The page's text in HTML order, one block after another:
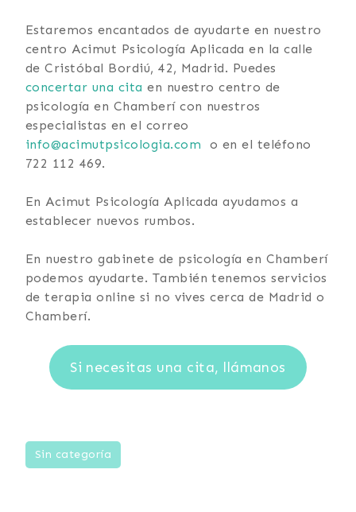
Estaremos encantados de ayudarte en nuestro
centro Acimut Psicología Aplicada en la calle
de Cristóbal Bordiú, 42, Madrid. Puedes
concertar una cita en nuestro centro de
psicología en Chamberí con nuestros
especialistas en el correo
info@acimutpsicologia.com o en el teléfono
722 112 469.
En Acimut Psicología Aplicada ayudamos a
establecer nuevos rumbos.
En nuestro gabinete de psicología en Chamberí
podemos ayudarte. También tenemos servicios
de terapia online si no vives cerca de Madrid o
Chamberí.
Si necesitas una cita, llámanos
Sin categoría